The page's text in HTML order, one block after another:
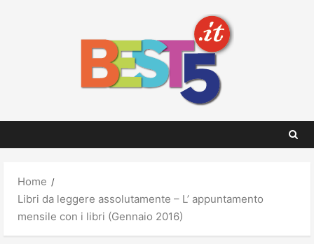
Home
Libri da leggere assolutamente – L’ appuntamento
mensile con i libri (Gennaio 2016)